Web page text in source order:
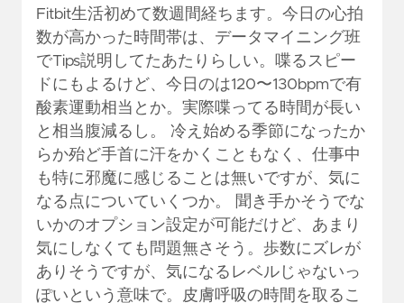
Fitbit生活初めて数週間経ちます。今日の心拍
数が高かった時間帯は、データマイニング班
でTips説明してたあたりらしい。喋るスピー
ドにもよるけど、今日のは120〜130bpmで有
酸素運動相当とか。実際喋ってる時間が長い
と相当腹減るし。 冷え始める季節になったか
らか殆ど手首に汗をかくこともなく、仕事中
も特に邪魔に感じることは無いですが、気に
なる点についていくつか。 聞き手かそうでな
いかのオプション設定が可能だけど、あまり
気にしなくても問題無さそう。歩数にズレが
ありそうですが、気になるレベルじゃないっ
ぽいという意味で。皮膚呼吸の時間を取るこ